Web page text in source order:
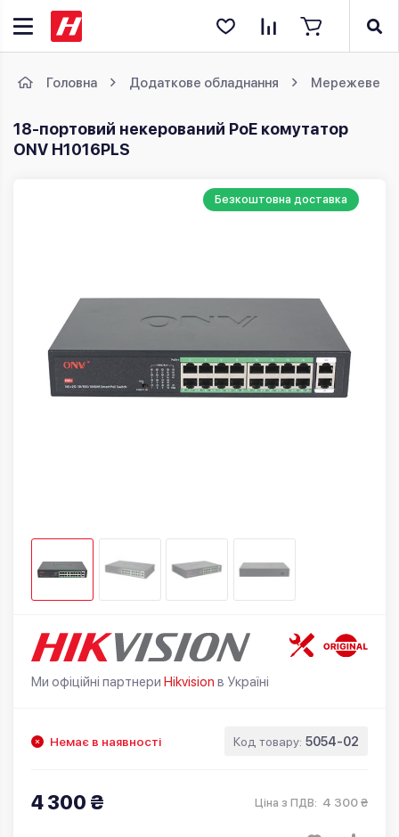
Головна Додаткове обладнання Мережеве
18-портовий некерований PoE комутатор
ONV H1016PLS
Безкоштовна доставка
Ми офіційні партнери Hikvision в Україні
Немає в наявності Код товару: 5054-02
4 300 ₴ Ціна з ПДВ: 4 300 ₴